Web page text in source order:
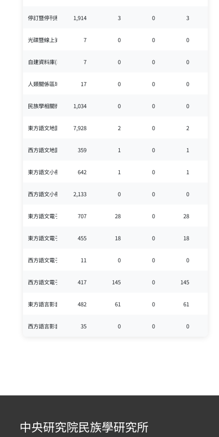
停訂暨停刊種數(種)1,914 3 0 3
光碟暨線上資料庫(種) 7 0 0 0
自建資料庫(種) 7 0 0 0
人類關係區域顯微片(種)
17 0 0 0
民族學相關微捲片(種)1,034 0 0 0
東方語文地圖(張) 7,928 2 0 2
西方語文地圖(張) 359 1 0 1
東方語文小冊子(冊) 642 1 0 1
西方語文小冊子(冊)2,133 0 0 0
東方語文電子書(種)-實體
707 28 0 28
東方語文電子書(種)-非實體
455 18 0 18
西方語文電子書(種)-實體
11 0 0 0
西方語文電子書(種)-非實體
417 145 0 145
東方語言影音資料 482 61 0 61
西方語言影音資料 35 0 0 0
中央研究院民族學研究所